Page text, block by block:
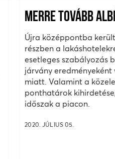
MERRE TOVÁBB
Újra középpontba
részben a
esetleges szabályozás
járvány eredményeként
miatt. Valamint a
ponthatárok
időszak a piacon.
2020. JÚLIUS 05.